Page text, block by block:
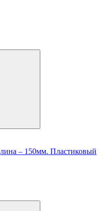
– 150мм. Пластиковый